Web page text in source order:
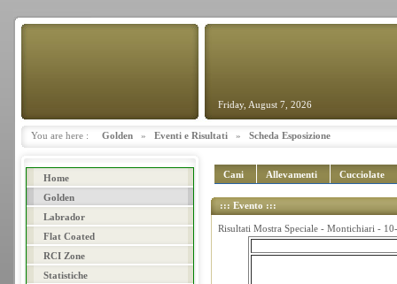
Friday, August 7, 2026
You are here : Golden » Eventi e Risultati » Scheda Esposizione
Home
Golden
Labrador
Flat Coated
RCI Zone
Statistiche
Cani Allevamenti Cucciolate
::: Evento :::
Risultati Mostra Speciale - Montichiari -